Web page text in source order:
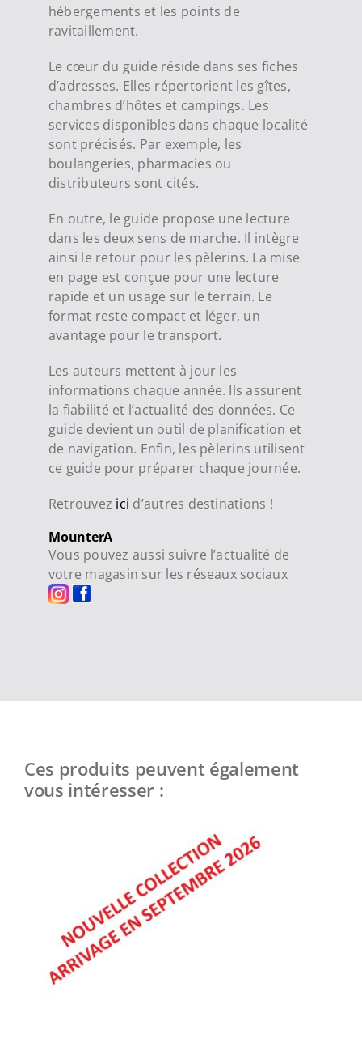
hébergements et les points de
ravitaillement.
Le cœur du guide réside dans ses fiches
d’adresses. Elles répertorient les gîtes,
chambres d’hôtes et campings. Les
services disponibles dans chaque localité
sont précisés. Par exemple, les
boulangeries, pharmacies ou
distributeurs sont cités.
En outre, le guide propose une lecture
dans les deux sens de marche. Il intègre
ainsi le retour pour les pèlerins. La mise
en page est conçue pour une lecture
rapide et un usage sur le terrain. Le
format reste compact et léger, un
avantage pour le transport.
Les auteurs mettent à jour les
informations chaque année. Ils assurent
la fiabilité et l’actualité des données. Ce
guide devient un outil de planification et
de navigation. Enfin, les pèlerins utilisent
ce guide pour préparer chaque journée.
Retrouvez ici d’autres destinations !
MounterA
Vous pouvez aussi suivre l’actualité de
votre magasin sur les réseaux sociaux
Ces produits peuvent également
vous intéresser :